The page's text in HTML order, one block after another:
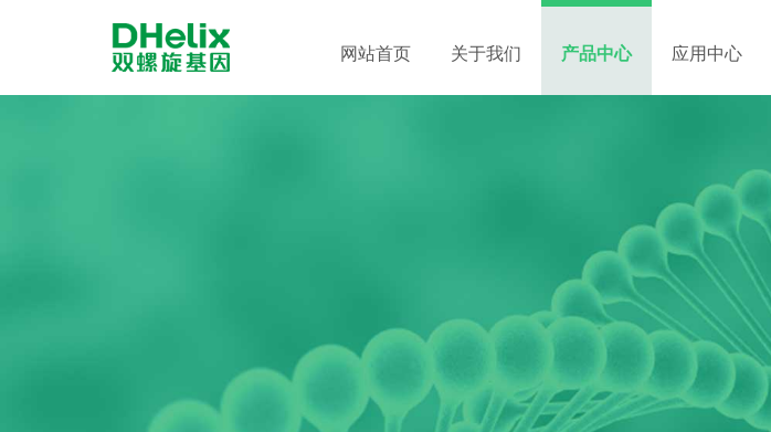
网站首页 关于我们 产品中心 应用中心